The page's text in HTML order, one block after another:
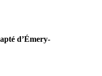
d’Émery-